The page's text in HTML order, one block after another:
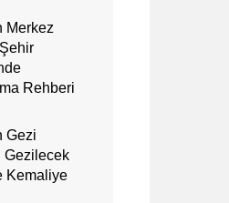
Merkez
Rehberi
Gezi
Gezilecek
Kemaliye